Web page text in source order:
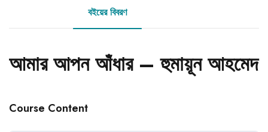
বইয়ের বিবরণ
আমার আপন আঁধার – হুমায়ূন আহমেদ
Course Content